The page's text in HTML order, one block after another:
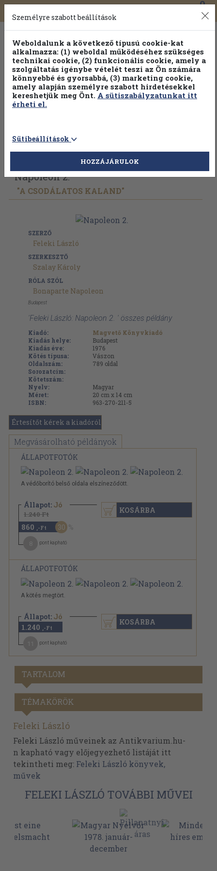
Toggle
navigation
0
Vissza az előző oldalra Válasszon példányt
Napoleon 2.
"A CSODÁLATOS KALAND"
SZERZŐ
Feleki László
SZERKESZTŐ
Szalay Károly
RÓLA SZÓL
Bonaparte Napoleon
Budapest
'Feleki László: Napoleon 2. ' összes példány
Kiadó:
Magvető Könyvkiadó
Kiadás helye:
Budapest
Kiadás éve:
1976
Kötés típusa:
Vászon
Oldalszám:
789 oldal
Sorozatcím:
Kötetszám:
Nyelv:
Magyar
Méret:
20 cm x 14 cm
ISBN:
963-270-211-5
Értesítőt kérek a kiadóról
Megvásárolható példányok
ÁLLAPOTFOTÓK
A védőborító belső oldala elszíneződött.
Állapot: Jó
1.240 Ft
860 ,-Ft 30
pont kapható
KOSÁRBA
ÁLLAPOTFOTÓK
A kötés megtört.
Állapot: Jó
1.240 ,-Ft
pont kapható
KOSÁRBA
TARTALOM
TÉMAKÖRÖK
Feleki László
Feleki László műveinek az Antikvarium.hu-
n kapható vagy előjegyezhető listáját itt
tekintheti meg: Feleki László könyvek,
művek
FELEKI LÁSZLÓ TOVÁBBI MŰVEI
Személyre szabott beállítások
Weboldalunk a következő típusú cookie-kat
alkalmazza: (1) weboldal működéséhez szükséges
technikai cookie, (2) funkcionális cookie, amely a
szolgáltatás igénybe vételét teszi az Ön számára
könnyebbé és gyorsabbá, (3) marketing cookie,
amely alapján személyre szabott hirdetésekkel
kereshetjük meg Önt. A sütiszabályzatunkat itt
érheti el.
Sütibeállítások
HOZZÁJÁRULOK